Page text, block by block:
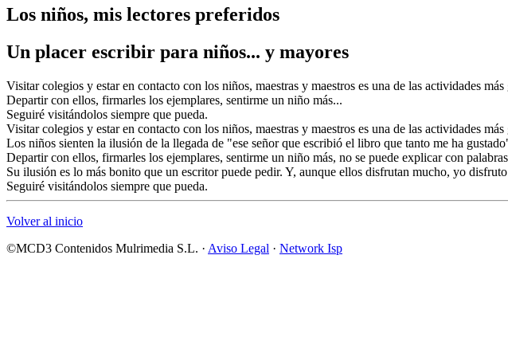
Los niños, mis lectores preferidos
Un placer escribir para niños... y mayores
Visitar colegios y estar en contacto con los niños, maestras y maestros es una de las actividades más
Departir con ellos, firmarles los ejemplares, sentirme un niño más...
Seguiré visitándolos siempre que pueda.
Visitar colegios y estar en contacto con los niños, maestras y maestros es una de las actividades más
Los niños sienten la ilusión de la llegada de "ese señor que escribió el libro que tanto me ha
Departir con ellos, firmarles los ejemplares, sentirme un niño más, no se puede explicar con
Su ilusión es lo más bonito que un escritor puede pedir. Y, aunque ellos disfrutan mucho, yo
Seguiré visitándolos siempre que pueda.
Volver al inicio
©MCD3 Contenidos Mulrimedia S.L. · Aviso Legal · Network Isp